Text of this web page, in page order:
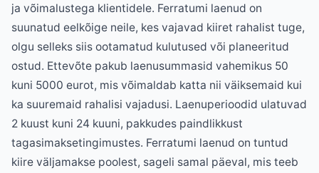
ja võimalustega klientidele. Ferratumi laenud on
suunatud eelkõige neile, kes vajavad kiiret rahalist tuge,
olgu selleks siis ootamatud kulutused või planeeritud
ostud. Ettevõte pakub laenusummasid vahemikus 50
kuni 5000 eurot, mis võimaldab katta nii väiksemaid kui
ka suuremaid rahalisi vajadusi. Laenuperioodid ulatuvad
2 kuust kuni 24 kuuni, pakkudes paindlikkust
tagasimaksetingimustes. Ferratumi laenud on tuntud
kiire väljamakse poolest, sageli samal päeval, mis teeb